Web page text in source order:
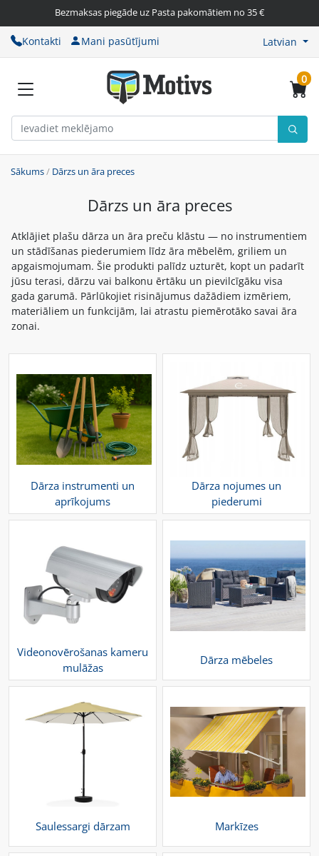
Bezmaksas piegāde uz Pasta pakomātiem no 35 €
Kontakti Mani pasūtījumi Latvian
0
Sākums/ Dārzs un āra preces
Dārzs un āra preces
Atklājiet plašu dārza un āra preču klāstu — no instrumentiem
un stādīšanas piederumiem līdz āra mēbelēm, griliem un
apgaismojumam. Šie produkti palīdz uzturēt, kopt un padarīt
jūsu terasi, dārzu vai balkonu ērtāku un pievilcīgāku visa
gada garumā. Pārlūkojiet risinājumus dažādiem izmēriem,
materiāliem un funkcijām, lai atrastu piemērotāko savai āra
zonai.
Dārza instrumenti un
aprīkojums
Dārza nojumes un
piederumi
Videonovērošanas kameru
mulāžas
Dārza mēbeles
Saulessargi dārzam Markīzes